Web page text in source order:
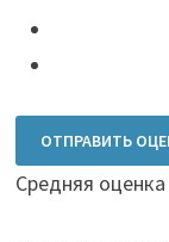
ОТПРАВИТЬ
Средняя оценка